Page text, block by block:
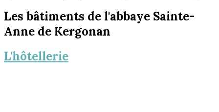
Les bâtiments de l'abbaye Sainte-
Anne de Kergonan
L'hôtellerie